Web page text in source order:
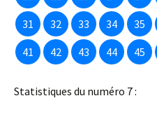
31
32 33 34 35
41
42 43 44 45
Statistiques du numéro 7 :